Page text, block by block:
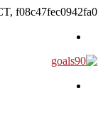
f08c47fec0942fa0